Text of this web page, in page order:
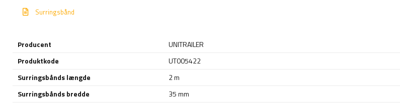
Surringsbånd
Producent
UNITRAILER
Produktkode
UT005422
Surringsbånds længde
2 m
Surringsbånds bredde
35 mm